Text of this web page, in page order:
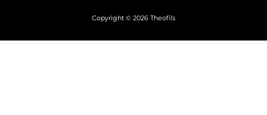
Copyright © 2026 Theofils